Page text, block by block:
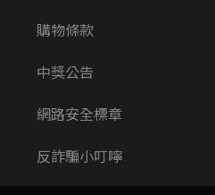
購物條款
中獎公告
網路安全標章
反詐騙小叮嚀